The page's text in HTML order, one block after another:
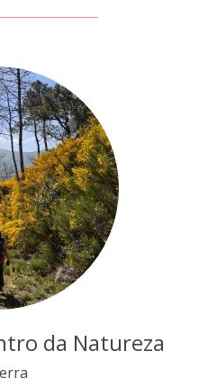
da Natureza